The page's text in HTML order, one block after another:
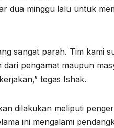
dua minggu lalu untuk
sangat parah. Tim kami
dari pengamat maupun
tegas Ishak.
dilakukan meliputi
ini mengalami